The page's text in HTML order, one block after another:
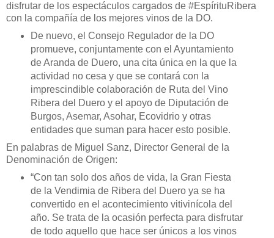
disfrutar de los espectáculos cargados de #EspírituRibera
con la compañía de los mejores vinos de la DO.
De nuevo, el Consejo Regulador de la DO
promueve, conjuntamente con el Ayuntamiento
de Aranda de Duero, una cita única en la que la
actividad no cesa y que se contará con la
imprescindible colaboración de Ruta del Vino
Ribera del Duero y el apoyo de Diputación de
Burgos, Asemar, Asohar, Ecovidrio y otras
entidades que suman para hacer esto posible.
En palabras de Miguel Sanz, Director General de la
Denominación de Origen:
“Con tan solo dos años de vida, la Gran Fiesta
de la Vendimia de Ribera del Duero ya se ha
convertido en el acontecimiento vitivinícola del
año. Se trata de la ocasión perfecta para disfrutar
de todo aquello que hace ser únicos a los vinos